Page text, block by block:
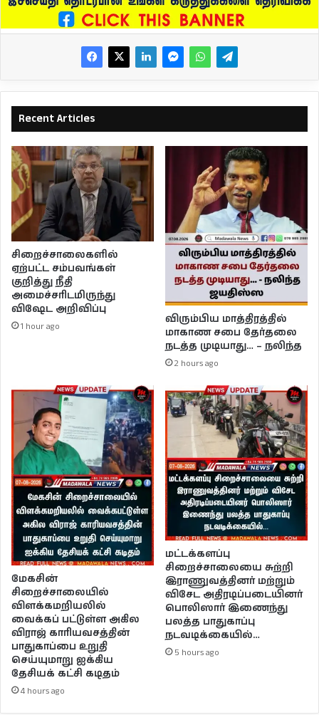
Recent Articles
சிறைச்சாலைகளில்
ஏற்பட்ட சம்பவங்கள்
குறித்து நீதி
அமைச்சரிடமிருந்து
விஷேட அறிவிப்பு
1 hour ago
விரும்பிய மாத்திரத்தில்
மாகாண சபை தேர்தலை
நடத்த முடியாது… – நலிந்த
2 hours ago
மேகசின்
சிறைச்சாலையில்
விளக்கமறியலில்
வைக்கப் பட்டுள்ள அகில
விராஜ் காரியவசத்தின்
பாதுகாப்பை உறுதி
செய்யுமாறு ஐக்கிய
தேசியக் கட்சி கடிதம்
4 hours ago
மட்டக்களப்பு
சிறைச்சாலையை சுற்றி
இராணுவத்தினர் மற்றும்
விசேட அதிரடிப்படையினர்
பொலிஸார் இணைந்து
பலத்த பாதுகாப்பு
நடவடிக்கையில்…
5 hours ago